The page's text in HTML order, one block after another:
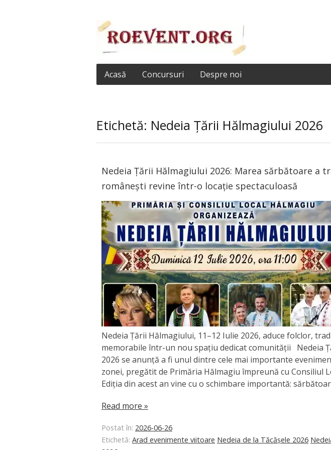
Acasă
Concursuri Despre noi
Etichetă: Nedeia Țării Hălmagiului 2026
Nedeia Țării Hălmagiului 2026: Marea sărbătoare a
românești revine într-o locație spectaculoasă
Nedeia Țării Hălmagiului, 11–12 Iulie 2026, aduce folclor,
memorabile într-un nou spațiu dedicat comunității Nedeia
2026 se anunță a fi unul dintre cele mai importante
zonei, pregătit de Primăria Hălmagiu împreună cu Consiliul
Ediția din acest an vine cu o schimbare importantă:
Read more »
Postat în: 2026-06-26
Etichetă: Arad evenimente viitoare Nedeia de la Tăcășele 2026